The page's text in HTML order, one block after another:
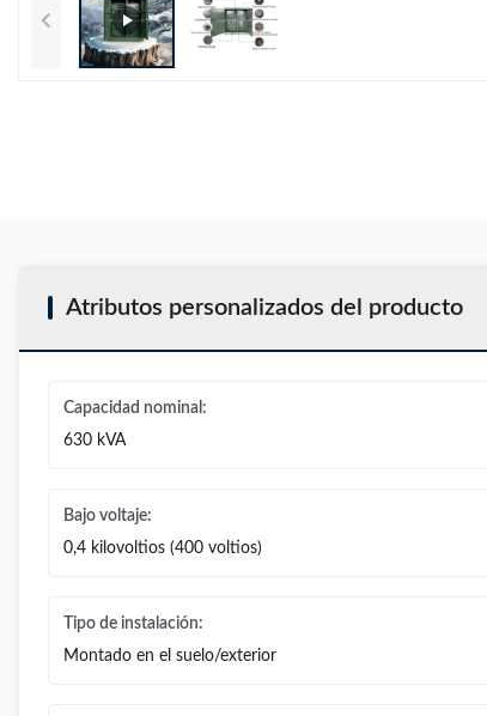
Atributos personalizados del producto
Capacidad nominal:
630 kVA
Bajo voltaje:
0,4 kilovoltios (400 voltios)
Tipo de instalación:
Montado en el suelo/exterior